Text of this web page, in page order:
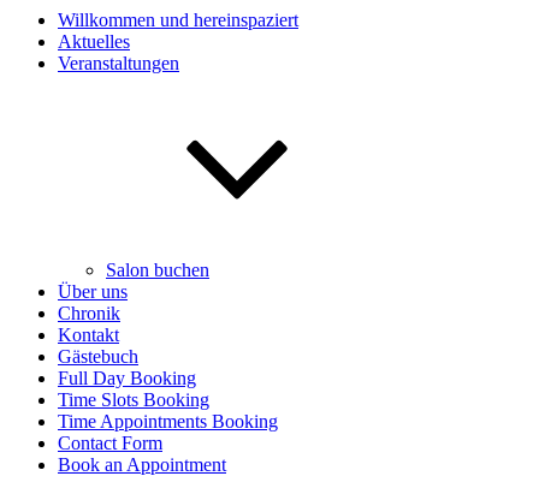
Willkommen und hereinspaziert
Aktuelles
Veranstaltungen
Salon buchen
Über uns
Chronik
Kontakt
Gästebuch
Full Day Booking
Time Slots Booking
Time Appointments Booking
Contact Form
Book an Appointment